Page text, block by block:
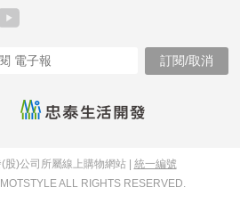
股)公司所屬線上購物網站 | 統一編號
ALL RIGHTS RESERVED.